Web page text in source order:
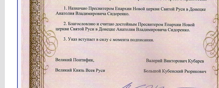
Кубарев
Хронология монотеистических... 24.07.2020,
Кубарев Имперский вестник № 9...26.07.2020,
20:09
Кубарев
Истоки рода Руси Рассказ...28.07.2020,07:46
Кубарев Имперский вестник № 10... 02.08.2020, 15:39
Кубарев
Имперский вестник № 11...10.08.2020,
Кубарев
Новости Святой Руси...
Кубарев Новости Святой Руси... 14.08.2020,08:40
Кубарев Господа, товарищи офицеры и...15.08.2020,10:04
Кубарев
Имперский вестник № 12...16.08.2020,